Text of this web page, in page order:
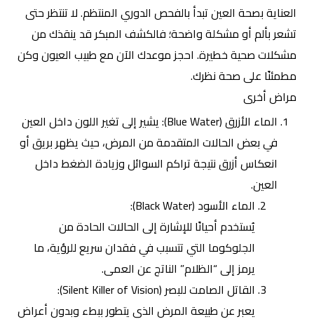
العناية بصحة العين تبدأ بالفحص الدوري المنتظم. لا تنتظر حتى
تشعر بألم أو مشكلة واضحة؛ فالكشف المبكر قد ينقذك من
مشكلات صحية خطيرة. احجز موعدك الآن مع طبيب العيون وكن
مطمئنًا على صحة نظرك.
مراض أخرى
الماء الأزرق (Blue Water): يشير إلى تغير اللون داخل العين
في بعض الحالات المتقدمة من المرض، حيث يظهر بريق أو
انعكاس أزرق نتيجة تراكم السوائل وزيادة الضغط داخل
العين.
الماء الأسود (Black Water):
يُستخدم أحيانًا للإشارة إلى الحالات الحادة من
الجلوكوما التي تتسبب في فقدان سريع للرؤية، ما
يرمز إلى “الظلام” الناتج عن العمى.
القاتل الصامت للبصر(Silent Killer of Vision):
يعبر عن طبيعة المرض الذي يتطور ببطء وبدون أعراض